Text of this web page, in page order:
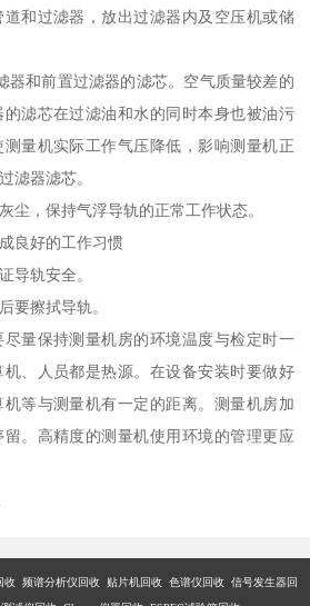
和过滤器，放出过滤器内及空压机或储
器和前置过滤器的滤芯。空气质量较差的
滤芯在过滤油和水的同时本身也被油污
量机实际工作气压降低，影响测量机正
滤器滤芯。
尘，保持气浮导轨的正常工作状态。
良好的工作习惯
导轨安全。
要擦拭导轨。
量保持测量机房的环境温度与检定时一
、人员都是热源。在设备安装时要做好
等与测量机有一定的距离。测量机房加
。高精度的测量机使用环境的管理更应
收 频谱分析仪回收 贴片机回收 色谱仪回收 信号发生器回